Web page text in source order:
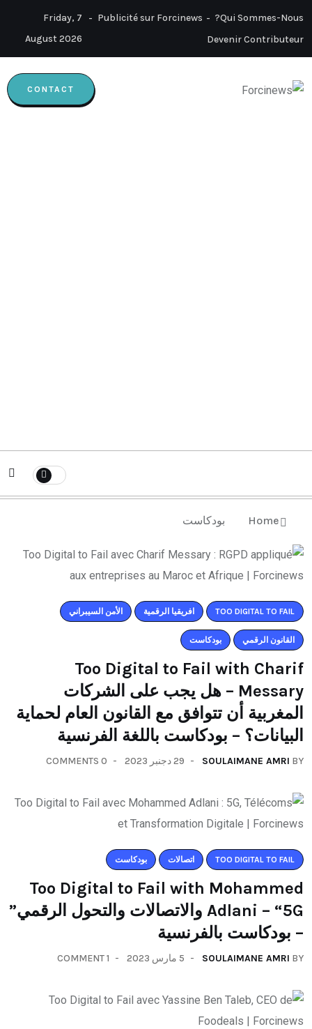
Qui Sommes-Nous?
Publicité sur Forcinews
Devenir Contributeur
Friday, 7
August 2026
CONTACT
Home بودكاست
TOO DIGITAL TO FAIL افريقيا الرقمية الأمن السيبراني
القانون الرقمي بودكاست
Too Digital to Fail with Charif
Messary – هل يجب على الشركات
المغربية أن تتوافق مع القانون العام لحماية
البيانات؟ – بودكاست باللغة الفرنسية
BY
SOULAIMANE AMRI 29 دجنبر 2023 0 COMMENTS
TOO DIGITAL TO FAIL اتصالات بودكاست
Too Digital to Fail with Mohammed
Adlani – “5G والاتصالات والتحول الرقمي”
– بودكاست بالفرنسية
BY
SOULAIMANE AMRI 5 مارس 2023 1 COMMENT